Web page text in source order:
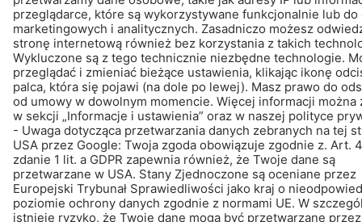
ZNAJDŹ – KUP - POINFORMUJ
© Schomburg.Noty prawne|POLITYKA PRYWATNOŚCI
Projektowanie i rozwój +| LOUIS INTERNET